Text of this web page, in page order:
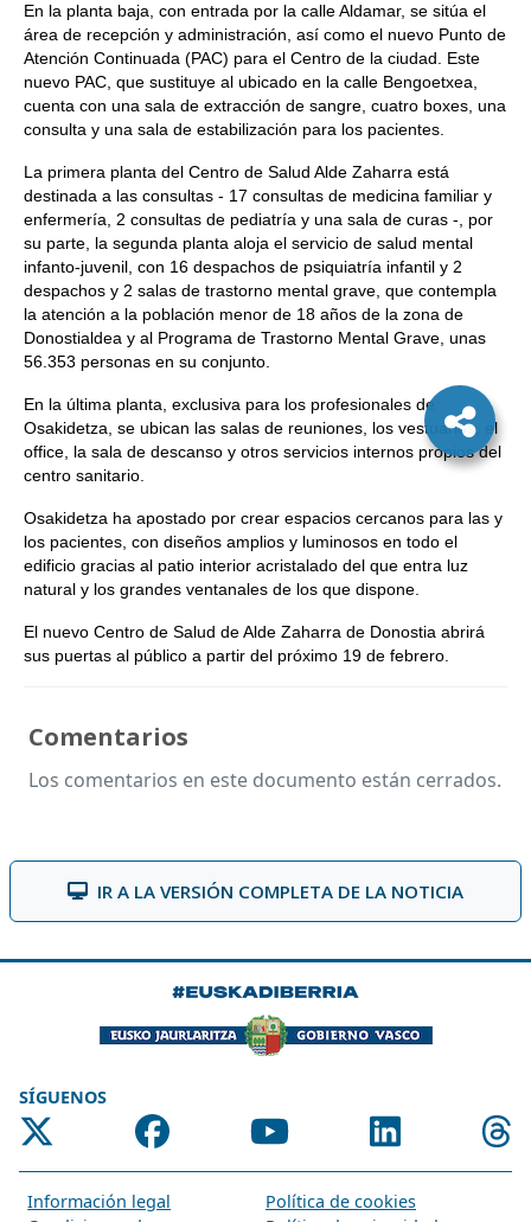
En la planta baja, con entrada por la calle Aldamar, se sitúa el
área de recepción y administración, así como el nuevo Punto de
Atención Continuada (PAC) para el Centro de la ciudad. Este
nuevo PAC, que sustituye al ubicado en la calle Bengoetxea,
cuenta con una sala de extracción de sangre, cuatro boxes, una
consulta y una sala de estabilización para los pacientes.
La primera planta del Centro de Salud Alde Zaharra está
destinada a las consultas - 17 consultas de medicina familiar y
enfermería, 2 consultas de pediatría y una sala de curas -, por
su parte, la segunda planta aloja el servicio de salud mental
infanto-juvenil, con 16 despachos de psiquiatría infantil y 2
despachos y 2 salas de trastorno mental grave, que contempla
la atención a la población menor de 18 años de la zona de
Donostialdea y al Programa de Trastorno Mental Grave, unas
56.353 personas en su conjunto.
En la última planta, exclusiva para los profesionales de
Osakidetza, se ubican las salas de reuniones, los vestuarios, el
office, la sala de descanso y otros servicios internos propios del
centro sanitario.
Osakidetza ha apostado por crear espacios cercanos para las y
los pacientes, con diseños amplios y luminosos en todo el
edificio gracias al patio interior acristalado del que entra luz
natural y los grandes ventanales de los que dispone.
El nuevo Centro de Salud de Alde Zaharra de Donostia abrirá
sus puertas al público a partir del próximo 19 de febrero.
Comentarios
Los comentarios en este documento están cerrados.
IR A LA VERSIÓN COMPLETA DE LA NOTICIA
SÍGUENOS
Información legal
Política de cookies